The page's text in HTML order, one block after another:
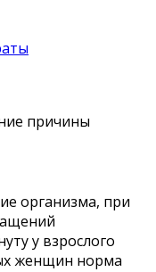
организма, при
у взрослого
женщин норма